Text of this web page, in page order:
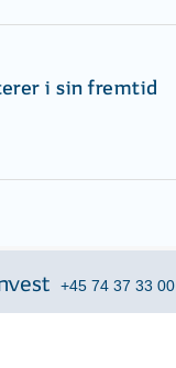
i sin fremtid
+45 74 37 33 00